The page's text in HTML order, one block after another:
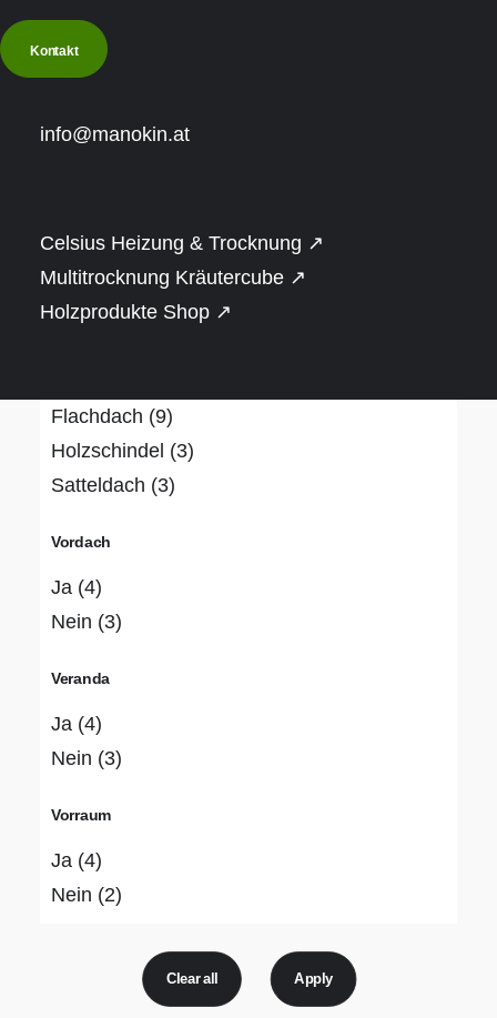
Kontakt
info@manokin.at
Celsius Heizung & Trocknung ↗
Multitrocknung Kräutercube ↗
Holzprodukte Shop ↗
Rahmenbauweise
Hanf(3)
Ökologische Mineralwolle(4)
Dacheindeckung
Flachdach (9)
Holzschindel (3)
Satteldach (3)
Vordach
Ja (4)
Nein (3)
Veranda
Ja (4)
Nein (3)
Vorraum
Ja (4)
Nein (2)
Clear all Apply